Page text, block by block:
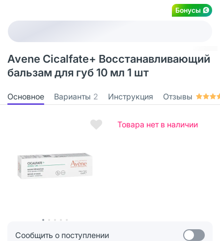
Бонусы
Avene Cicalfate+ Восстанавливающий
бальзам для губ 10 мл 1 шт
Основное Варианты 2 Инструкция Отзывы
Товара нет в наличии
Сообщить о поступлении